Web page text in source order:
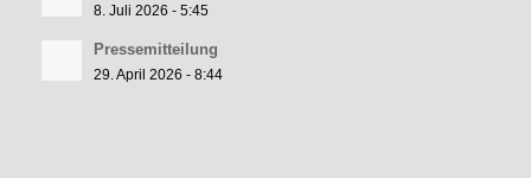
8. Juli 2026 - 5:45
Pressemitteilung
29. April 2026 - 8:44